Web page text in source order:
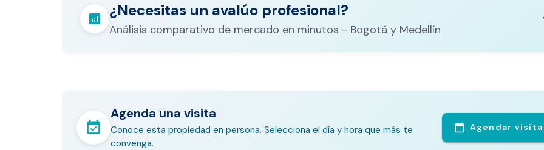
legales que varían según el valor del
inmueble.
CALCULADORA DE GASTOS NOTARIALES
analytics ¿Necesitas un avalúo profesional?
Análisis comparativo de mercado en minutos - Bogotá y Medellín
event_available
Agenda una visita
Conoce esta propiedad en persona. Selecciona el día y hora que más te
convenga.
calendar_today Agendar visita